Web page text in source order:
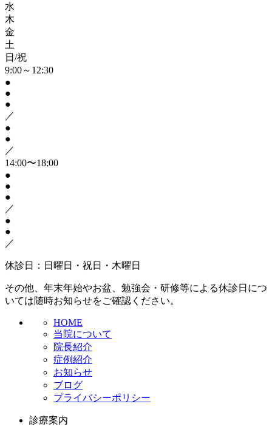
水
木
金
土
日/祝
9:00～12:30
●
●
●
／
●
●
／
14:00〜18:00
●
●
●
／
●
●
／
休診日：日曜日・祝日・木曜日
その他、年末年始やお盆、勉強会・研修等による休診日につ
いては随時お知らせをご確認ください。
HOME
当院について
院長紹介
症例紹介
お知らせ
ブログ
プライバシーポリシー
診療案内